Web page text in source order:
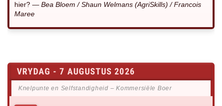
hier? — Bea Bloem / Shaun Welmans (AgriSkills) / Francois
Maree
VRYDAG - 7 AUGUSTUS 2026
Knelpunte en Selfstandigheid – Kommersiële Boer